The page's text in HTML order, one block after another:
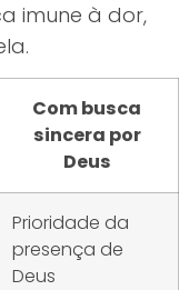
imune à dor,
Com busca
sincera por
Deus
Prioridade da
presença de
Deus